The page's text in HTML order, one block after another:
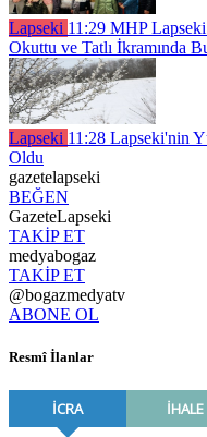
Lapseki 11:29 MHP
Okuttu ve Tatlı İkramında
Lapseki 11:28 Lapseki'nin
Oldu
gazetelapseki
BEĞEN
GazeteLapseki
TAKİP ET
medyabogaz
TAKİP ET
@bogazmedyatv
ABONE OL
Resmî İlanlar